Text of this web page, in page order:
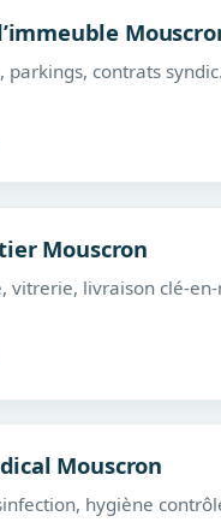
parkings, contrats syndic.
Mouscron
vitrerie, livraison clé-
Mouscron
hygiène